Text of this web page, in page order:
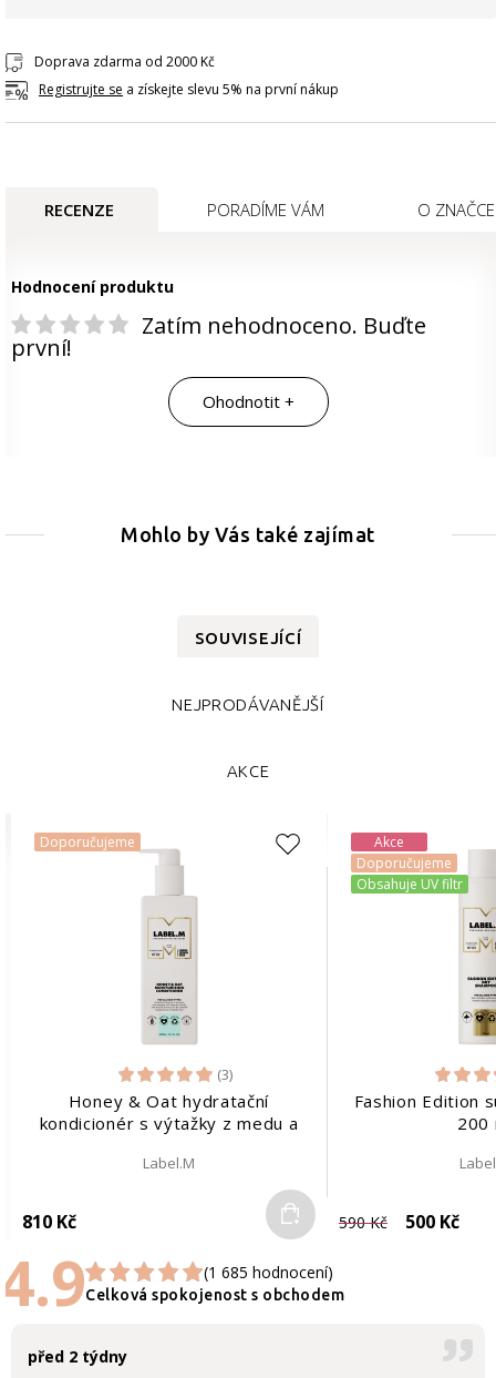
Doprava zdarma od 2000 Kč
Registrujte se a získejte slevu 5% na první nákup
RECENZE PORADÍME VÁM O ZNAČCE
Hodnocení produktu
Zatím nehodnoceno. Buďte
první!
Ohodnotit +
Mohlo by Vás také zajímat
SOUVISEJÍCÍ
NEJPRODÁVANĚJŠÍ
AKCE
Doporučujeme
(3)
Honey & Oat hydratační
kondicionér s výtažky z medu a
Label.M
810 Kč Do košíku
Akce
Doporučujeme
Obsahuje UV filtr
Fashion Edition
200
590 Kč 500 Kč
4.9 (1 685 hodnocení)
Celková spokojenost s obchodem
před 2 týdny